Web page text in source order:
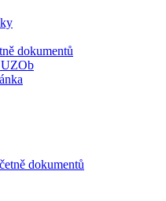
dokumentů
UZOb
dokumentů